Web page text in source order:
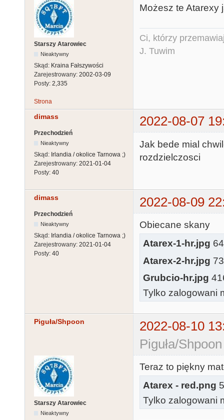
Starszy Atarowiec
Nieaktywny
Skąd: Kraina Fałszywości
Zarejestrowany: 2002-03-09
Posty: 2,335
Możesz te Atarexy
Ci, którzy
J. Tuwim
Strona
dimass 2022-08-07
Przechodzień
Nieaktywny
Skąd: Irlandia / okolice Tarnowa ;)
Zarejestrowany: 2021-01-04
Posty: 40
Jak bede mial
rozdzielczosci
dimass 2022-08-09
Przechodzień
Nieaktywny
Skąd: Irlandia / okolice Tarnowa ;)
Zarejestrowany: 2021-01-04
Posty: 40
Obiecane skany
Atarex-1-hr.jpg
Atarex-2-hr.jpg
Grubcio-hr.jpg
Tylko zalogowani
Piguła/Shpoon
2022-08-10
Piguła/
Starszy Atarowiec
Nieaktywny
Teraz to piękny
Atarex - red.png
Tylko zalogowani